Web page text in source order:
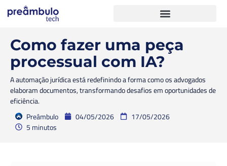
Como fazer uma peça
processual com IA?
A automação jurídica está redefinindo a forma como os advogados
elaboram documentos, transformando desafios em oportunidades de
eficiência.
Preâmbulo
04/05/2026
17/05/2026
5 minutos